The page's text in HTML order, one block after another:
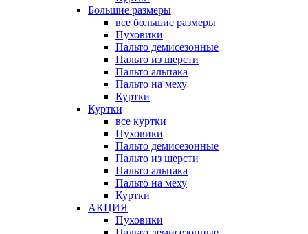
Большие размеры
все большие размеры
Пуховики
Пальто демисезонные
Пальто из шерсти
Пальто альпака
Пальто на меху
Куртки
Куртки
все куртки
Пуховики
Пальто демисезонные
Пальто из шерсти
Пальто альпака
Пальто на меху
Куртки
АКЦИЯ
Пуховики